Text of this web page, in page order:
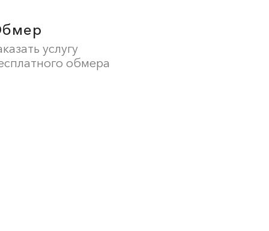
услугу
обмера